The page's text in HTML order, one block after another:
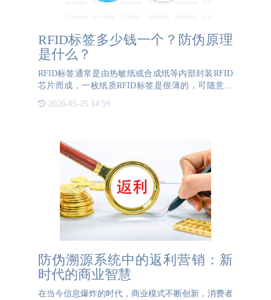
RFID标签多少钱一个？防伪原理
是什么？
RFID标签通常是由热敏纸或合成纸等内部封装RFID
芯片而成，一枚纸质RFID标签是很薄的，可随意弯
标签多少钱一个？首先我们要知道RFID标签防伪技
2026-05-25 14:59
防伪溯源系统中的返利营销：新
时代的商业智慧
在当今信息爆炸的时代，商业模式不断创新，消费者